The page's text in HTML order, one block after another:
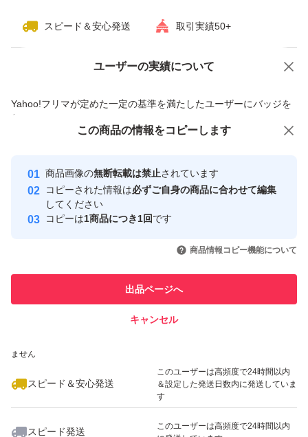
スピード＆安心発送 取引実績50+
ユーザーの実績について
Yahoo!フリマが定めた一定の基準を満たしたユーザーにバッジを
付与しています
安心取引出品者
心・安全なユーザーです
取引実績
引を完了させた実績があります
での取引実績があります
ません
スピード＆安心発送
このユーザーは高頻度で24時間以内
＆設定した発送日数内に発送していま
す
スピード発送
このユーザーは高頻度で24時間以内
価格の相談 商品への質問
この商品の情報をコピーします
商品画像の無断転載は禁止されています
コピーされた情報は必ずご自身の商品に合わせて編集
してください
コピーは1商品につき1回です
商品情報コピー機能について
出品ページへ
キャンセル
この商品をみている人にオススメ